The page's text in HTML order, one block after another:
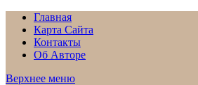
Главная
Карта Сайта
Контакты
Об Авторе
Верхнее меню